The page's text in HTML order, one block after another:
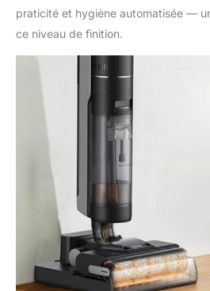
praticité et hygiène automatisée —
ce niveau de finition.